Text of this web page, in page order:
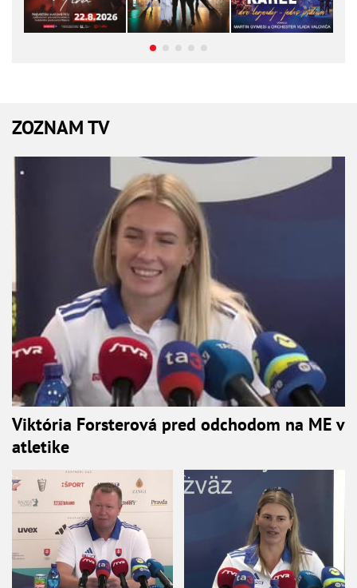
ZOZNAM TV
Viktória Forsterová pred odchodom na ME v
atletike